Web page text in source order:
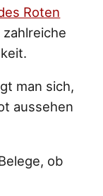
Roten
zahlreiche
man sich,
aussehen
ob